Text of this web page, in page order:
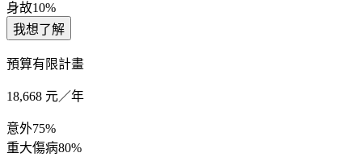
身故10%
我想了解
預算有限計畫
18,668 元／年
意外75%
重大傷病80%